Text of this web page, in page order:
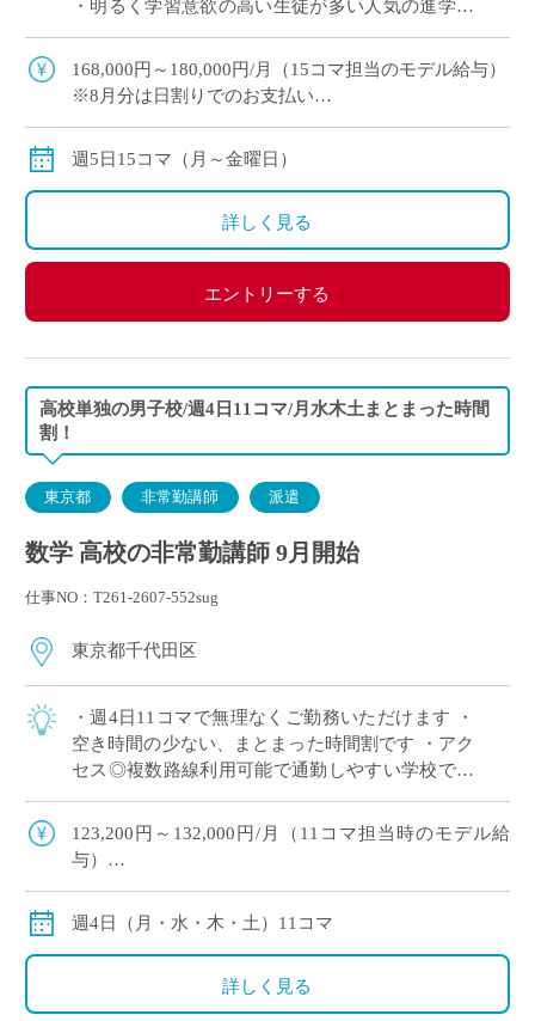
・明るく学習意欲の高い生徒が多い人気の進学校
をご希望の方におすすめ
168,000円～180,000円/月（15コマ担当のモデル給与）
※8月分は日割りでのお支払い
◇交通費別途支給
週5日15コマ（月～金曜日）
詳しく見る
エントリーする
高校単独の男子校/週4日11コマ/月水木土まとまった時間
割！
東京都 非常勤講師 派遣
数学 高校の非常勤講師 9月開始
仕事NO：T261-2607-552sug
東京都千代田区
・週4日11コマで無理なくご勤務いただけます ・
空き時間の少ない、まとまった時間割です ・アク
セス◎複数路線利用可能で通勤しやすい学校です
ん ・高校数学幅広く担当でき、これま […]
123,200円～132,000円/月（11コマ担当時のモデル給
与）
※交通費別途
週4日（月・水・木・土）11コマ
詳しく見る